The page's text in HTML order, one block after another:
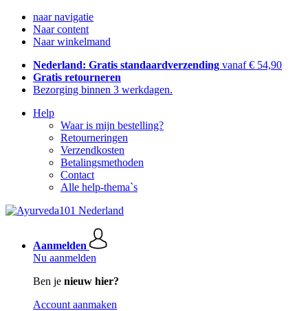
naar navigatie
Naar content
Naar winkelmand
Nederland: Gratis standaardverzending vanaf € 54,90
Gratis retourneren
Bezorging binnen 3 werkdagen.
Help
Waar is mijn bestelling?
Retourneringen
Verzendkosten
Betalingsmethoden
Contact
Alle help-thema`s
Aanmelden
Nu aanmelden
Ben je nieuw hier?
Account aanmaken